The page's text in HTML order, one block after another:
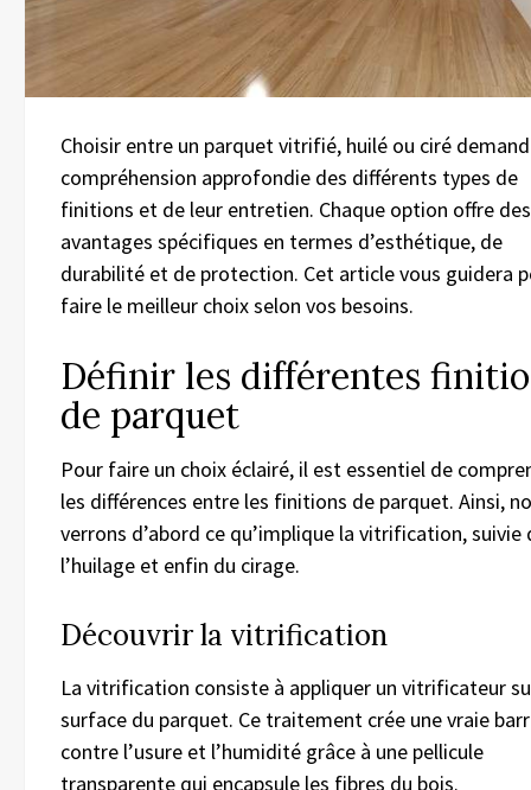
Choisir entre un parquet vitrifié, huilé ou ciré
compréhension approfondie des différents types de
finitions et de leur entretien. Chaque option offre des
avantages spécifiques en termes d’esthétique, de
durabilité et de protection. Cet article vous guidera
faire le meilleur choix selon vos besoins.
Définir les différentes
de parquet
Pour faire un choix éclairé, il est essentiel de
les différences entre les finitions de parquet. Ainsi,
verrons d’abord ce qu’implique la vitrification, suivie
l’huilage et enfin du cirage.
Découvrir la vitrification
La vitrification consiste à appliquer un vitrificateur
surface du parquet. Ce traitement crée une vraie
contre l’usure et l’humidité grâce à une pellicule
transparente qui encapsule les fibres du bois.